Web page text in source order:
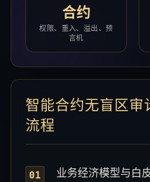
合约
权限、重入、溢出、预
言机
智能合约无盲区审
流程
01 业务经济模型与白